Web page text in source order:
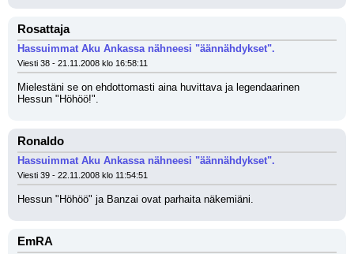
Rosattaja
Hassuimmat Aku Ankassa nähneesi "äännähdykset".
Viesti 38 - 21.11.2008 klo 16:58:11
Mielestäni se on ehdottomasti aina huvittava ja legendaarinen
Hessun "Höhöö!".
Ronaldo
Hassuimmat Aku Ankassa nähneesi "äännähdykset".
Viesti 39 - 22.11.2008 klo 11:54:51
Hessun "Höhöö" ja Banzai ovat parhaita näkemiäni.
EmRA